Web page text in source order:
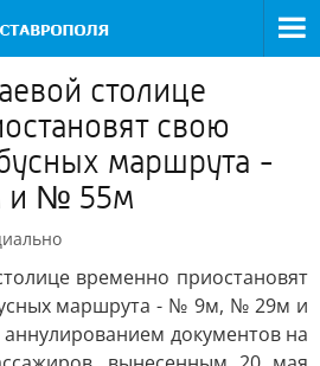
столице
свою
маршрута -
№ 55м
временно приостановят
маршрута - № 9м, № 29м и
документов на